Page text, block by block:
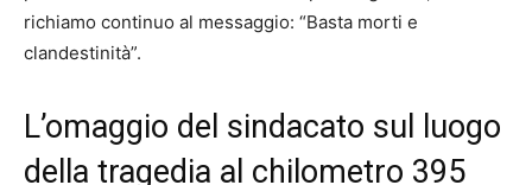
richiamo continuo al messaggio: “Basta morti e
clandestinità”.
L’omaggio del sindacato sul luogo
della tragedia al chilometro 395